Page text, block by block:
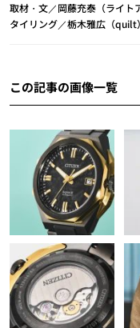
取材・文／岡藤充泰（ライ
タイリング／栃木雅広（quilt）
この記事の画像一覧